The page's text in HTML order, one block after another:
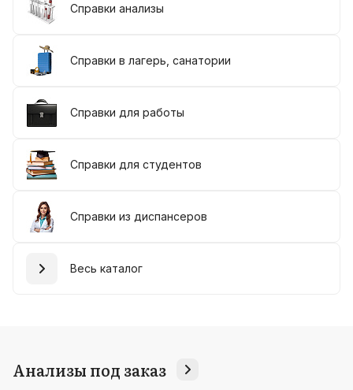
Справки анализы
Справки в лагерь, санатории
Справки для работы
Справки для студентов
Справки из диспансеров
Весь каталог
Анализы под заказ